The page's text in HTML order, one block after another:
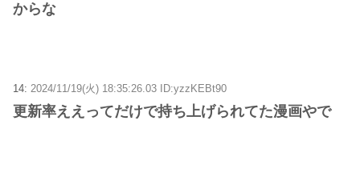
からな
14: 2024/11/19(火) 18:35:26.03 ID:yzzKEBt90
更新率ええってだけで持ち上げられてた漫画やで